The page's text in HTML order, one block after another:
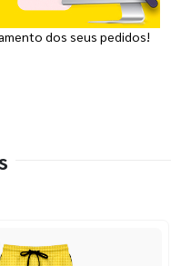
dos seus pedidos!